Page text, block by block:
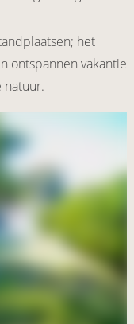
het
ontspannen vakantie
natuur.